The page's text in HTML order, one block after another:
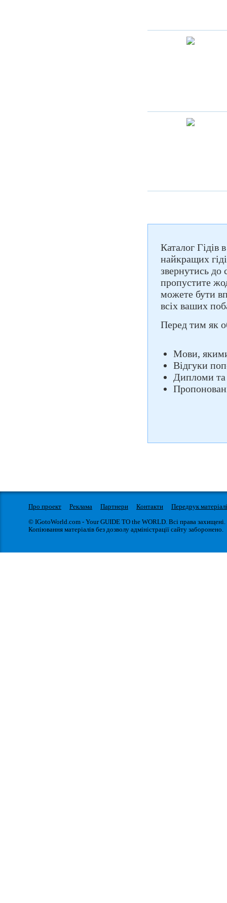
Каталог Гідів
найкращих
звернутись до
пропустите
можете бути
всіх ваших
Перед тим як
Мови,
Відгуки
Дипломи та
Про проект Реклама Партнери Контакти
Передрук
© IGotoWorld.com - Your GUIDE TO the WORLD. Всі права захищені.
Копіювання матеріалів без дозволу адміністрації сайту заборонено.